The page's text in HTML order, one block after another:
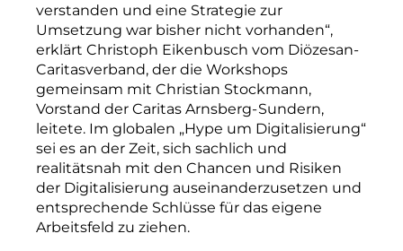
verstanden und eine Strategie zur
Umsetzung war bisher nicht vorhanden“,
erklärt Christoph Eikenbusch vom Diözesan-
Caritasverband, der die Workshops
gemeinsam mit Christian Stockmann,
Vorstand der Caritas Arnsberg-Sundern,
leitete. Im globalen „Hype um Digitalisierung“
sei es an der Zeit, sich sachlich und
realitätsnah mit den Chancen und Risiken
der Digitalisierung auseinanderzusetzen und
entsprechende Schlüsse für das eigene
Arbeitsfeld zu ziehen.